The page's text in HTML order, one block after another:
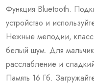
Функция Bluetooth.
устройство и
Нежные мелодии,
белый шум. Для
расслабление и
Память 16 Гб.